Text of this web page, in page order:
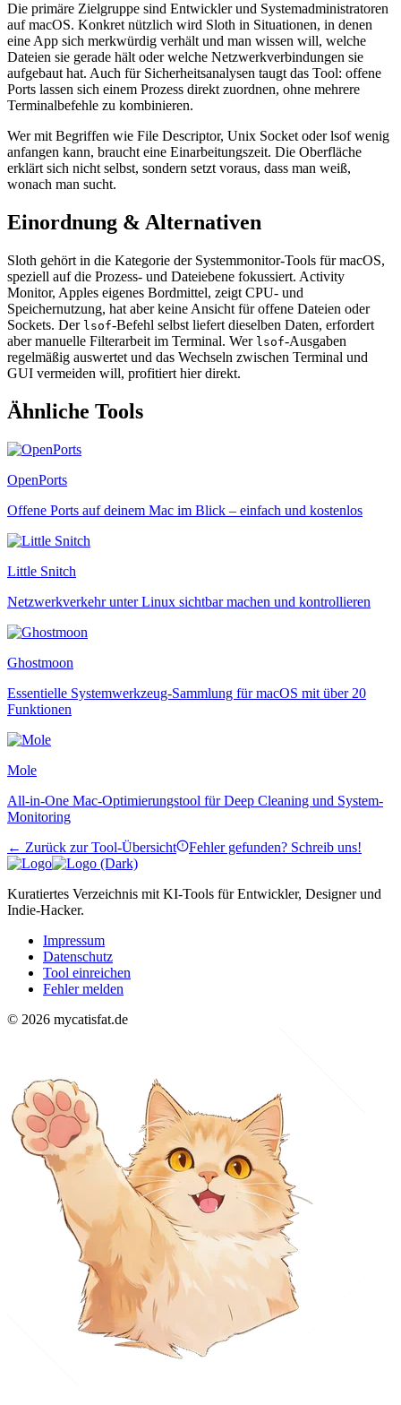
Die primäre Zielgruppe sind Entwickler und Systemadministratoren
auf macOS. Konkret nützlich wird Sloth in Situationen, in denen
eine App sich merkwürdig verhält und man wissen will, welche
Dateien sie gerade hält oder welche Netzwerkverbindungen sie
aufgebaut hat. Auch für Sicherheitsanalysen taugt das Tool: offene
Ports lassen sich einem Prozess direkt zuordnen, ohne mehrere
Terminalbefehle zu kombinieren.
Wer mit Begriffen wie File Descriptor, Unix Socket oder lsof wenig
anfangen kann, braucht eine Einarbeitungszeit. Die Oberfläche
erklärt sich nicht selbst, sondern setzt voraus, dass man weiß,
wonach man sucht.
Einordnung & Alternativen
Sloth gehört in die Kategorie der Systemmonitor-Tools für macOS,
speziell auf die Prozess- und Dateiebene fokussiert. Activity
Monitor, Apples eigenes Bordmittel, zeigt CPU- und
Speichernutzung, hat aber keine Ansicht für offene Dateien oder
Sockets. Der lsof-Befehl selbst liefert dieselben Daten, erfordert
aber manuelle Filterarbeit im Terminal. Wer lsof-Ausgaben
regelmäßig auswertet und das Wechseln zwischen Terminal und
GUI vermeiden will, profitiert hier direkt.
Ähnliche Tools
OpenPorts
Offene Ports auf deinem Mac im Blick – einfach und kostenlos
Little Snitch
Netzwerkverkehr unter Linux sichtbar machen und kontrollieren
Ghostmoon
Essentielle Systemwerkzeug-Sammlung für macOS mit über 20
Funktionen
Mole
All-in-One Mac-Optimierungstool für Deep Cleaning und System-
Monitoring
← Zurück zur Tool-Übersicht
Fehler gefunden? Schreib uns!
Kuratiertes Verzeichnis mit KI-Tools für Entwickler, Designer und
Indie-Hacker.
Impressum
Datenschutz
Tool einreichen
Fehler melden
© 2026 mycatisfat.de